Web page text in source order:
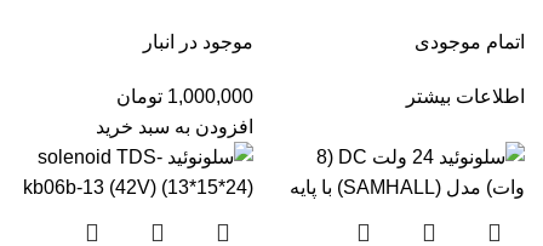
اتمام موجودی
اطلاعات بیشتر
موجود در انبار
1,000,000 تومان
افزودن به سبد خرید